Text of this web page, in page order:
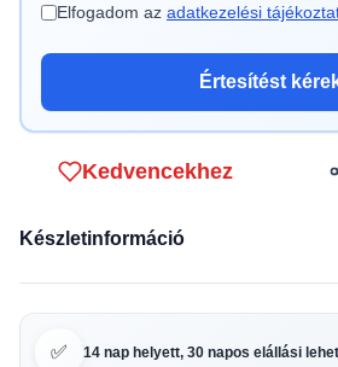
Elfogadom az adatkezelési
Értesítést
Kedvencekhez
Készletinformáció
✅ 14 nap helyett, 30 napos elállási